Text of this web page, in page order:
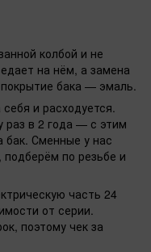
колбой и не
на нём, а замена
бака — эмаль.
и расходуется.
раз в 2 года — с этим
бак. Сменные у нас
по резьбе и
часть 24
от серии.
поэтому чек за